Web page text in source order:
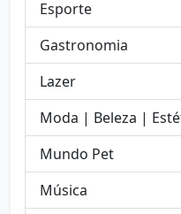
Esporte
Gastronomia
Lazer
Moda | Beleza |
Mundo Pet
Música